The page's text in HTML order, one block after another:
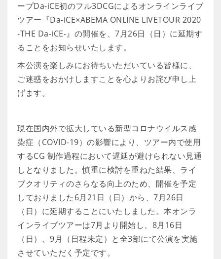
ープDa-iCE初のフル3DCGによるオンラインライブ
ツアー『Da-iCE×ABEMA ONLINE LIVETOUR 2020
-THE Da-iCE-』の開催を、7月26日（日）に延期す
ることをお知らせいたします。
本公演を楽しみにお待ちいただいている皆様に、
ご迷惑をおかけしますことを心よりお詫び申し上
げます。
現在国内外で拡大している新型コロナウイルス感
染症（COVID-19）の影響により、ツアー内で使用
するCG 制作過程において遅延が避けられない見通
しとなりました。慎重に検討を重ねた結果、ライ
ブクオリティのさらなる向上のため、開催を予定
しておりました6月21日（日）から、7月26日
（日）に延期することにいたしました。本オンラ
インライブツアーは7月より開始し、8月16日
（日）、9月（日程未定）と全3部にて公演を実施
させていただく予定です。